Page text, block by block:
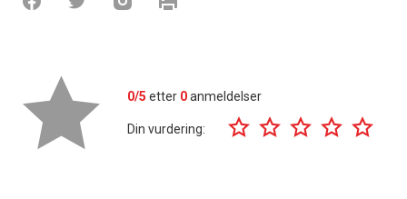
0/5 etter 0anmeldelser
Din vurdering: